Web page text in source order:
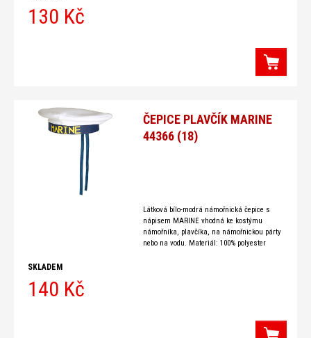
130 Kč
ČEPICE PLAVČÍK MARINE
44366 (18)
Látková bílo-modrá námořnická čepice s
nápisem MARINE vhodná ke kostýmu
námořníka, plavčíka, na námořnickou párty
nebo na vodu. Materiál: 100% polyester
SKLADEM
140 Kč